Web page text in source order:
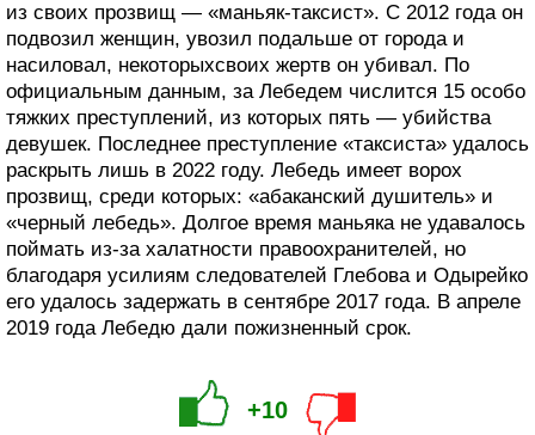
из своих прозвищ — «маньяк-таксист». С 2012 года он
подвозил женщин, увозил подальше от города и
насиловал, некоторыхсвоих жертв он убивал. По
официальным данным, за Лебедем числится 15 особо
тяжких преступлений, из которых пять — убийства
девушек. Последнее преступление «таксиста» удалось
раскрыть лишь в 2022 году. Лебедь имеет ворох
прозвищ, среди которых: «абаканский душитель» и
«черный лебедь». Долгое время маньяка не удавалось
поймать из-за халатности правоохранителей, но
благодаря усилиям следователей Глебова и Одырейко
его удалось задержать в сентябре 2017 года. В апреле
2019 года Лебедю дали пожизненный срок.
+10